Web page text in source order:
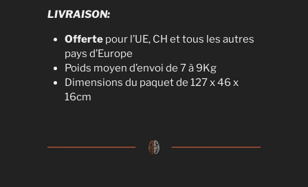
LIVRAISON:
Offertepour l’UE, CH et tous les autres
pays d’Europe
Poids moyen d’envoi de 7 à 9Kg
Dimensions du paquet de 127 x 46 x
16cm